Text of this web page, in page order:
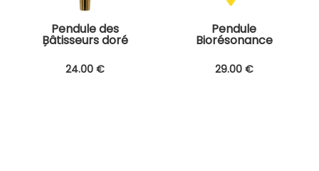
Pendule des
Bâtisseurs doré
(Véritable de JL
Caradeau)
24.00 €
Pendule
Biorésonance
29.00 €